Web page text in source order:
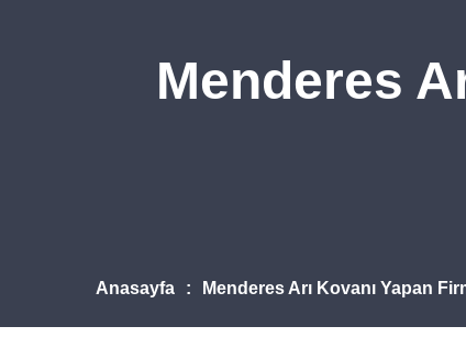
Menderes
Anasayfa Menderes Arı Kovanı Yapan